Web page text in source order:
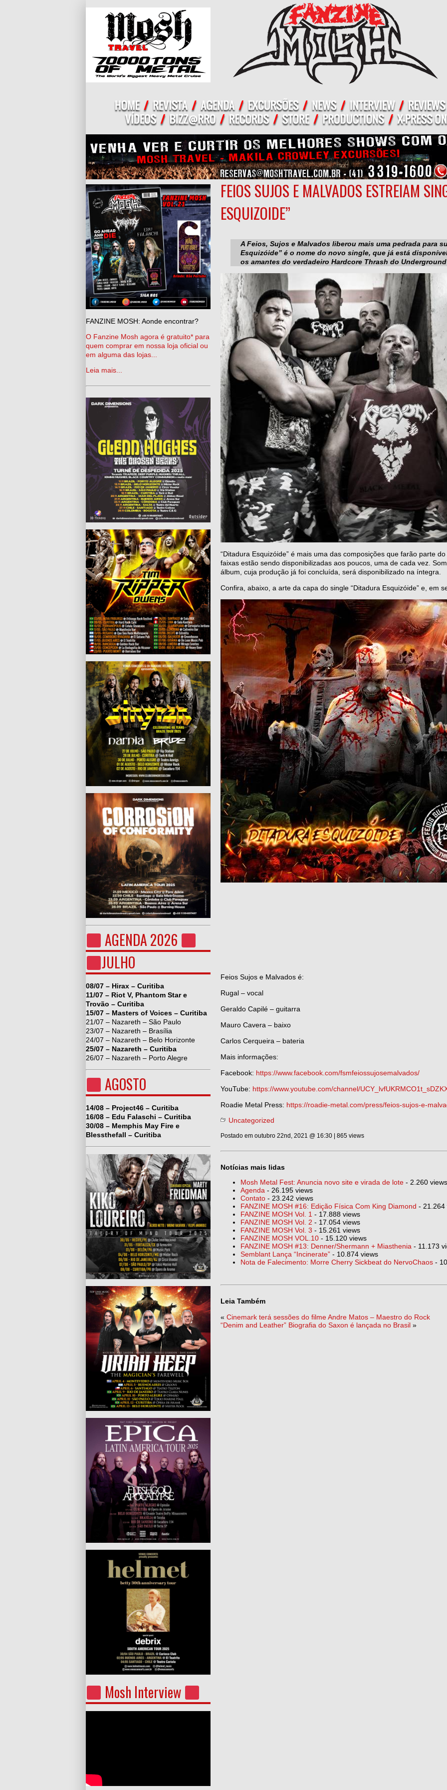
FANZINE MOSH: Aonde encontrar?
O Fanzine Mosh agora é gratuito* para
quem comprar em nossa loja oficial ou
em alguma das lojas...
Leia mais...
AGENDA 2026
JULHO
08/07 – Hirax – Curitiba
11/07 – Riot V, Phantom Star e
Trovão – Curitiba
15/07 – Masters of Voices – Curitiba
21/07 – Nazareth – São Paulo
23/07 – Nazareth – Brasília
24/07 – Nazareth – Belo Horizonte
25/07 – Nazareth – Curitiba
26/07 – Nazareth – Porto Alegre
AGOSTO
14/08 – Project46 – Curitiba
16/08 – Edu Falaschi – Curitiba
30/08 – Memphis May Fire e
Blessthefall – Curitiba
Mosh Interview
FEIOS SUJOS E MALVADOS ESTREIAM
ESQUIZOIDE”
A Feios, Sujos e Malvados liberou mais uma pedrada para
Esquizóide” é o nome do novo single, que já está
os amantes do verdadeiro Hardcore Thrash do
“Ditadura Esquizóide” é mais uma das composições que farão parte
faixas estão sendo disponibilizadas aos poucos, uma de cada vez.
álbum, cuja produção já foi concluída, será disponibilizado na íntegra.
Confira, abaixo, a arte da capa do single “Ditadura Esquizóide” e, em
Feios Sujos e Malvados é:
Rugal – vocal
Geraldo Capilé – guitarra
Mauro Cavera – baixo
Carlos Cerqueira – bateria
Mais informações:
Facebook: https://www.facebook.com/fsmfeiossujosemalvados/
YouTube: https://www.youtube.com/channel/
Roadie Metal Press: https://roadie-metal.com/press/feios-sujos-e-
Uncategorized
Postado em outubro 22nd, 2021 @ 16:30 | 865 views
Notícias mais lidas
Mosh Metal Fest: Anuncia novo site e virada de lote - 2.260 views
Agenda - 26.195 views
Contato - 23.242 views
FANZINE MOSH #16: Edição Física Com King Diamond - 21.264
FANZINE MOSH Vol. 1 - 17.888 views
FANZINE MOSH Vol. 2 - 17.054 views
FANZINE MOSH Vol. 3 - 15.261 views
FANZINE MOSH VOL.10 - 15.120 views
FANZINE MOSH #13: Denner/Shermann + Miasthenia - 11.173
Semblant Lança “Incinerate” - 10.874 views
Nota de Falecimento: Morre Cherry Sickbeat do NervoChaos -
Leia Também
« Cinemark terá sessões do filme Andre Matos – Maestro do Rock
“Denim and Leather” Biografia do Saxon é lançada no Brasil »